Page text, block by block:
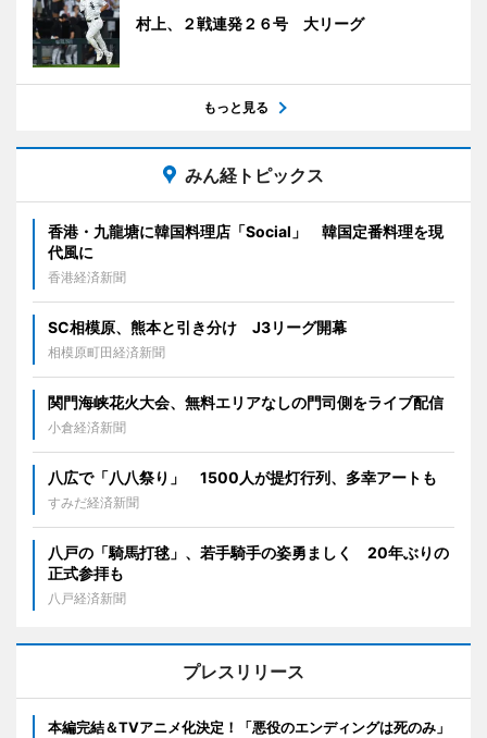
村上、２戦連発２６号 大リーグ
もっと見る
みん経トピックス
香港・九龍塘に韓国料理店「Social」 韓国定番料理を現
代風に
香港経済新聞
SC相模原、熊本と引き分け J3リーグ開幕
相模原町田経済新聞
関門海峡花火大会、無料エリアなしの門司側をライブ配信
小倉経済新聞
八広で「八八祭り」 1500人が提灯行列、多幸アートも
すみだ経済新聞
八戸の「騎馬打毬」、若手騎手の姿勇ましく 20年ぶりの
正式参拝も
八戸経済新聞
プレスリリース
本編完結＆TVアニメ化決定！「悪役のエンディングは死のみ」